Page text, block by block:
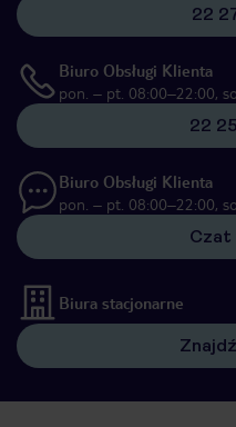
22
Biuro Obsługi Klienta
pon. – pt. 08:00–22:00,
22
Biuro Obsługi Klienta
pon. – pt. 08:00–22:00,
Czat
Biura stacjonarne